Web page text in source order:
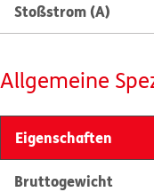
Stoßstrom (A)
Allgemeine
Eigenschaften
Bruttogewicht